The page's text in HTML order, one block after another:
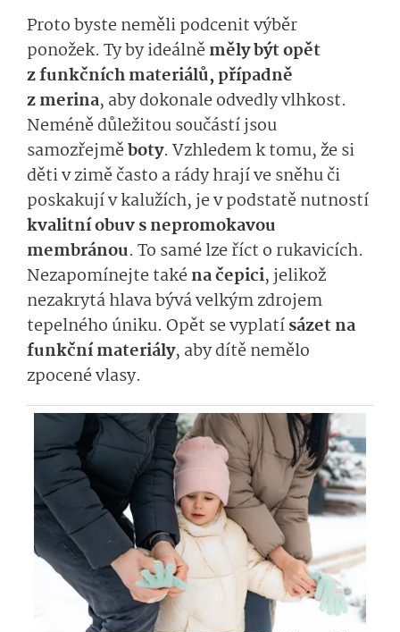
Proto byste neměli podcenit výběr
ponožek. Ty by ideálněměly být opět
z funkčních materiálů, případně
z merina, aby dokonale odvedly vlhkost.
Neméně důležitou součástí jsou
samozřejměboty. Vzhledem k tomu, že si
děti v zimě často a rády hrají ve sněhu či
poskakují v kalužích, je v podstatě nutností
kvalitní obuv s nepromokavou
membránou. To samé lze říct o rukavicích.
Nezapomínejte takéna čepici, jelikož
nezakrytá hlava bývá velkým zdrojem
tepelného úniku. Opět se vyplatísázet na
funkční materiály, aby dítě nemělo
zpocené vlasy.